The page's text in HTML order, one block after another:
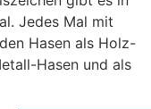
Jedes Mal mit
Hasen als Holz-
Hasen und als